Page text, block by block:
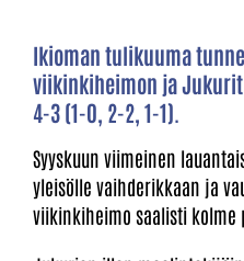
Ikioman tulikuuma
viikinkiheimon ja
4-3 (1-0, 2-2, 1-1).
Syyskuun viimeinen
yleisölle vaihderikkaan ja
viikinkiheimo saalisti kolme